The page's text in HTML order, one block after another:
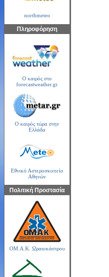
northmeteo
Πληροφόρηση
Ο καιρός στο
forecastweather.gr
Ο καιρός τώρα στην
Ελλάδα
Εθνικό Αστεροσκοπείο
Αθηνών
Πολιτική Προστασία
ΟΜ.Α.Κ. Ωραιοκάστρου